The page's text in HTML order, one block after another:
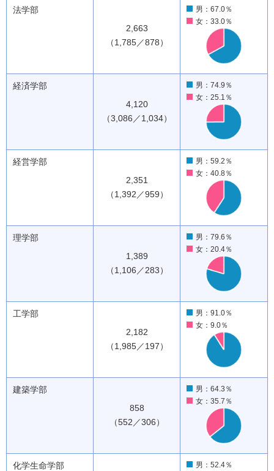
法学部
2,663
（1,785／878）
男：67.0％
女：33.0％
経済学部
4,120
（3,086／1,034）
男：74.9％
女：25.1％
経営学部
2,351
（1,392／959）
男：59.2％
女：40.8％
理学部
1,389
（1,106／283）
男：79.6％
女：20.4％
工学部
2,182
（1,985／197）
男：91.0％
女：9.0％
建築学部
858
（552／306）
男：64.3％
女：35.7％
化学生命学部
男：52.4％